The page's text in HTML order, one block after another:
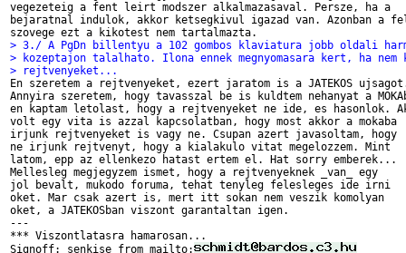
vegezeteig a fent leirt modszer alkalmazasaval. Persze, ha a
bejaratnal indulok, akkor ketsegkivul igazad van. Azonban a
> 3./ A PgDn billentyu a 102 gombos klaviatura jobb oldali
> kozeptajon talalhato. Ilona ennek megnyomasara kert, ha nem
> rejtvenyeket...
En szeretem a rejtvenyeket, ezert jaratom is a JATEKOS
Annyira szeretem, hogy tavasszal be is kuldtem nehanyat a
en kaptam letolast, hogy a rejtvenyeket ne ide, es hasonlok.
volt egy vita is azzal kapcsolatban, hogy most akkor a mokaba
irjunk rejtvenyeket is vagy ne. Csupan azert javasoltam, hogy
ne irjunk rejtvenyt, hogy a kialakulo vitat megelozzem. Mint
latom, epp az ellenkezo hatast ertem el. Hat sorry emberek...
Mellesleg megjegyzem ismet, hogy a rejtvenyeknek _van_ egy
jol bevalt, mukodo foruma, tehat tenyleg felesleges ide irni
oket. Mar csak azert is, mert itt sokan nem veszik komolyan
oket, a JATEKOSban viszont garantaltan igen.
---
*** Viszontlatasra hamarosan...
Signoff: senkise from mailto: